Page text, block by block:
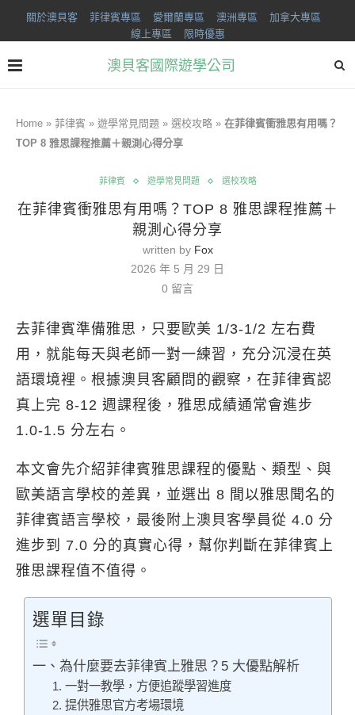
關於澳貝客 菲律賓專區 愛爾蘭專區 澳洲專區
加拿大專區
線上專區
限時優惠
澳貝客國際遊學公司
Home » 菲律賓 » 遊學常見問題 » 選校攻略 » 在菲律賓衝雅思有用嗎？
TOP 8 雅思課程推薦＋親測心得分享
菲律賓 遊學常見問題 選校攻略
在菲律賓衝雅思有用嗎？TOP 8 雅思課程推薦＋
親測心得分享
written by Fox
2026 年 5 月 29 日
0 留言
去菲律賓準備雅思，只要歐美 1/3-1/2 左右費
用，就能每天與老師一對一練習，充分沉浸在英
語環境裡。根據澳貝客顧問的觀察，在菲律賓認
真上完 8-12 週課程後，雅思成績通常會進步
1.0-1.5 分左右。
本文會先介紹菲律賓雅思課程的優點、類型、與
歐美語言學校的差異，並選出 8 間以雅思聞名的
菲律賓語言學校，最後附上澳貝客學員從 4.0 分
進步到 7.0 分的真實心得，幫你判斷在菲律賓上
雅思課程值不值得。
選單目錄
一、為什麼要去菲律賓上雅思？5 大優點解析
1. 一對一教學，方便追蹤學習進度
2. 提供雅思官方考場環境